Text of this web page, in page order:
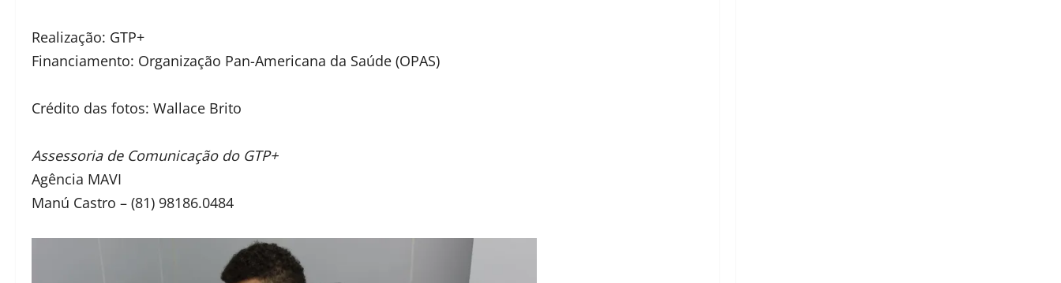
Realização: GTP+
Financiamento: Organização Pan-Americana da Saúde (OPAS)
Crédito das fotos: Wallace Brito
Assessoria de Comunicação do GTP+
Agência MAVI
Manú Castro – (81) 98186.0484